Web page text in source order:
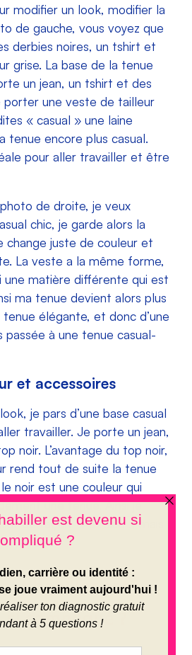
modifier un look, modifier la
de gauche, vous voyez que
derbies noires, un tshirt et
grise. La base de la tenue
un jean, un tshirt et des
une veste de tailleur
« casual » une laine
tenue encore plus casual.
pour aller travailler et être
de droite, je veux
chic, je garde alors la
change juste de couleur et
La veste a la même forme,
une matière différente qui est
ma tenue devient alors plus
élégante, et donc d’une
passée à une tenue casual-
et accessoires
je pars d’une base casual
travailler. Je porte un jean,
noir. L’avantage du top noir,
rend tout de suite la tenue
noir est une couleur qui
une tenue. Ainsi je
de façon » à l’aise » mais
style chic.